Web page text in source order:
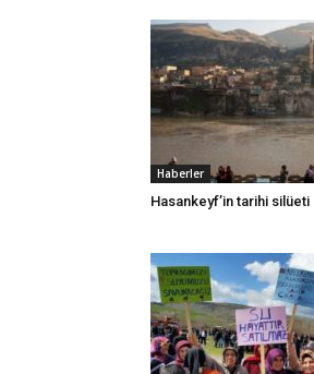
Haberler
Hasankeyf’in tarihi